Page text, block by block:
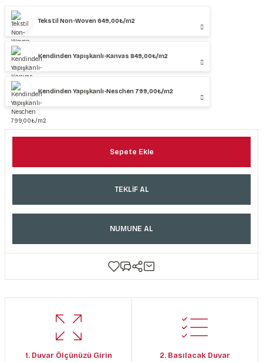
Tekstil Non-Woven 649,00₺/m2
Kendinden Yapışkanlı-Kanvas 849,00₺/m2
Kendinden Yapışkanlı-Neschen 799,00₺/m2
Sepete Ekle
TEKLİF AL
NUMUNE AL
1. Duvar Ölçünüzü Girin
2. Basılacak Duvar